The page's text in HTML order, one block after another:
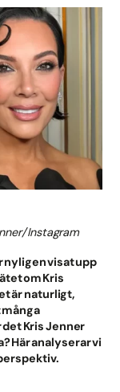
Instagram
nyligen visat upp
om Kris
är naturligt,
det Kris Jenner
Här analyserar vi